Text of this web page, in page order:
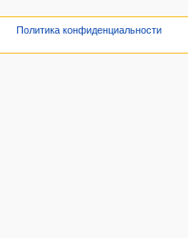
Политика конфиденциальности